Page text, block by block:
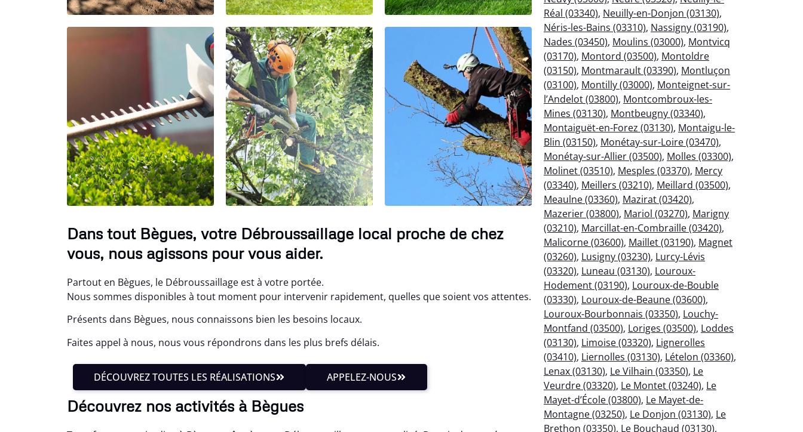
Dans tout Bègues, votre Débroussaillage local proche de chez
vous, nous agissons pour vous aider.
Partout en Bègues, le Débroussaillage est à votre portée.
Nous sommes disponibles à tout moment pour intervenir rapidement, quelles que soient vos attentes.
Présents dans Bègues, nous connaissons bien les besoins locaux.
Faites appel à nous, nous vous répondrons dans les plus brefs délais.
DÉCOUVREZ TOUTES LES RÉALISATIONS APPELEZ-NOUS
Découvrez nos activités à Bègues
Réal (03340), Neuilly-en-Donjon (03130),
Néris-les-Bains (03310), Nassigny (03190),
Nades (03450), Moulins (03000), Montvicq
(03170), Montord (03500), Montoldre
(03150), Montmarault (03390), Montluçon
(03100), Montilly (03000), Monteignet-sur-
l’Andelot (03800), Montcombroux-les-
Mines (03130), Montbeugny (03340),
Montaiguët-en-Forez (03130), Montaigu-le-
Blin (03150), Monétay-sur-Loire (03470),
Monétay-sur-Allier (03500), Molles (03300),
Molinet (03510), Mesples (03370), Mercy
(03340), Meillers (03210), Meillard (03500),
Meaulne (03360), Mazirat (03420),
Mazerier (03800), Mariol (03270), Marigny
(03210), Marcillat-en-Combraille (03420),
Malicorne (03600), Maillet (03190), Magnet
(03260), Lusigny (03230), Lurcy-Lévis
(03320), Luneau (03130), Louroux-
Hodement (03190), Louroux-de-Bouble
(03330), Louroux-de-Beaune (03600),
Louroux-Bourbonnais (03350), Louchy-
Montfand (03500), Loriges (03500), Loddes
(03130), Limoise (03320), Lignerolles
(03410), Liernolles (03130), Lételon (03360),
Lenax (03130), Le Vilhain (03350), Le
Veurdre (03320), Le Montet (03240), Le
Mayet-d’École (03800), Le Mayet-de-
Montagne (03250), Le Donjon (03130), Le
Brethon (03350), Le Bouchaud (03130),